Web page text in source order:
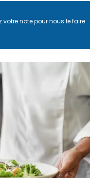
votre notepour nous le faire